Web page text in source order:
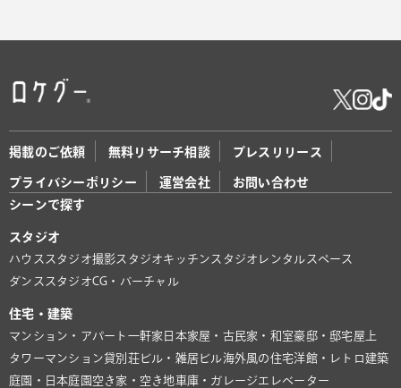
掲載のご依頼 無料リサーチ相談 プレスリリース
プライバシーポリシー 運営会社
お問い合わせ
シーンで探す
スタジオ
ハウススタジオ撮影スタジオキッチンスタジオ レンタルスペース
ダンススタジオCG・バーチャル
住宅・建築
マンション・アパート 一軒家 日本家屋・古民家・和室豪邸・邸宅屋上
タワーマンション貸別荘ビル・雑居ビル海外風の住宅洋館・レトロ建築
庭園・日本庭園 空き家・空き地 車庫・ガレージ エレベーター